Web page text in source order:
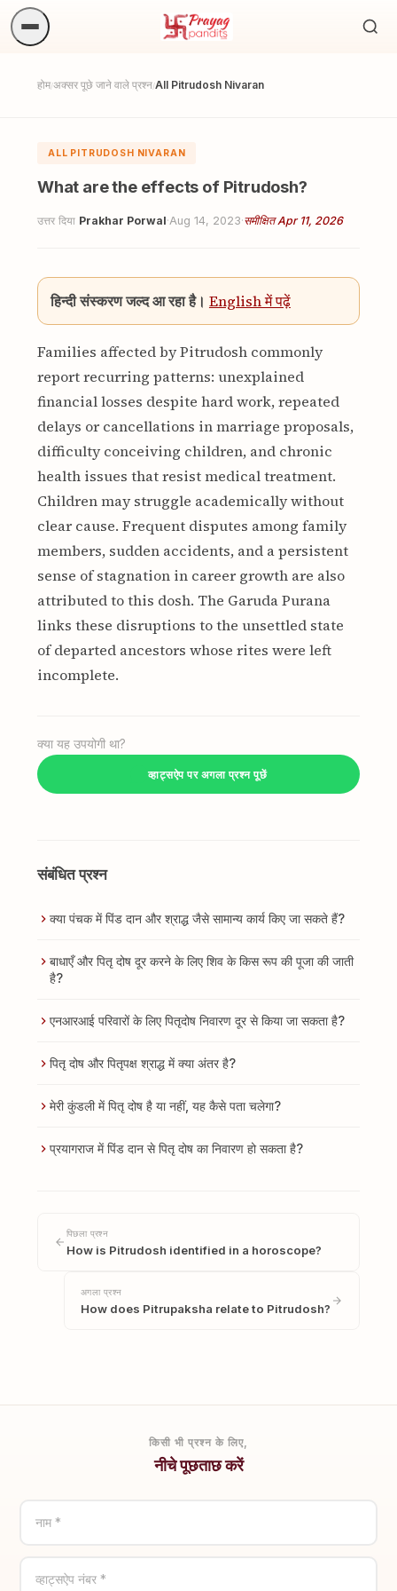
होम/अक्सर पूछे जाने वाले प्रश्न/All Pitrudosh Nivaran
ALL PITRUDOSH NIVARAN
What are the effects of Pitrudosh?
उत्तर दिया Prakhar Porwal·Aug 14, 2023·समीक्षित Apr 11, 2026
हिन्दी संस्करण जल्द आ रहा है। English में पढ़ें
Families affected by Pitrudosh commonly
report recurring patterns: unexplained
financial losses despite hard work, repeated
delays or cancellations in marriage proposals,
difficulty conceiving children, and chronic
health issues that resist medical treatment.
Children may struggle academically without
clear cause. Frequent disputes among family
members, sudden accidents, and a persistent
sense of stagnation in career growth are also
attributed to this dosh. The Garuda Purana
links these disruptions to the unsettled state
of departed ancestors whose rites were left
incomplete.
क्या यह उपयोगी था?
व्हाट्सऐप पर अगला प्रश्न पूछें
संबंधित प्रश्न
क्या पंचक में पिंड दान और श्राद्ध जैसे सामान्य कार्य किए जा सकते हैं?
बाधाएँ और पितृ दोष दूर करने के लिए शिव के किस रूप की पूजा की जाती
है?
एनआरआई परिवारों के लिए पितृदोष निवारण दूर से किया जा सकता है?
पितृ दोष और पितृपक्ष श्राद्ध में क्या अंतर है?
मेरी कुंडली में पितृ दोष है या नहीं, यह कैसे पता चलेगा?
प्रयागराज में पिंड दान से पितृ दोष का निवारण हो सकता है?
पिछला प्रश्न
How is Pitrudosh identified in a horoscope?
अगला प्रश्न
How does Pitrupaksha relate to Pitrudosh?
किसी भी प्रश्न के लिए,
नीचे पूछताछ करें
नाम *
व्हाट्सऐप नंबर *